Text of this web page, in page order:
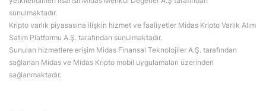
sunulmaktadır.
Kripto varlık piyasasına ilişkin hizmet ve faaliyetler Midas Kripto Varlık Alım
Satım Platformu A.Ş. tarafından sunulmaktadır.
Sunulan hizmetlere erişim Midas Finansal Teknolojiler A.Ş. tarafından
sağlanan Midas ve Midas Kripto mobil uygulamaları üzerinden
sağlanmaktadır.